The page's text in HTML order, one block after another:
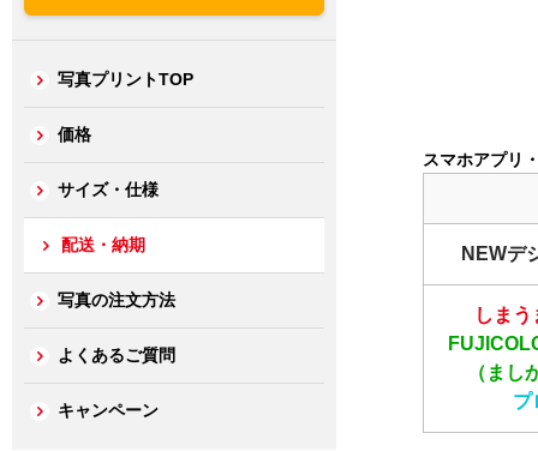
写真プリントTOP
価格
サイズ・仕様
配送・納期
写真の注文方法
よくあるご質問
キャンペーン
スマホアプリ
NEWデ
しま
（まし
プ